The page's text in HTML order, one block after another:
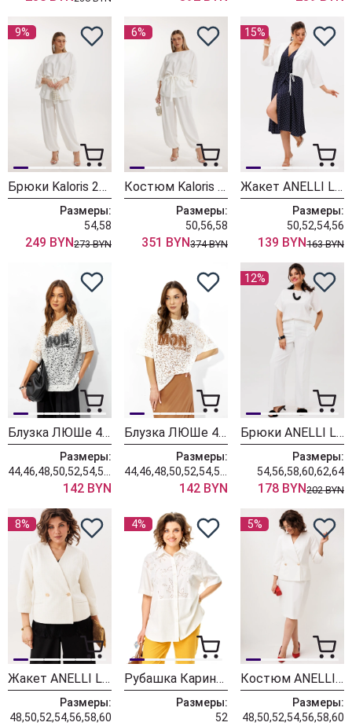
9%
Брюки Kaloris 2308-1
Размеры:
54,58
249 BYN273 BYN
6%
Костюм Kaloris 2304-1
Размеры:
50,56,58
351 BYN374 BYN
15%
Жакет ANELLI LAUREL 1708-2 пудинг
Размеры:
50,52,54,56
139 BYN163 BYN
Блузка ЛЮШе 4351 молоко
Размеры:
142 BYN
Блузка ЛЮШе 4351 коричневый
Размеры:
142 BYN
12%
Брюки ANELLI LAUREL 1540-1 молочный пунш
Размеры:
54,56,58,60,62,64
178 BYN202 BYN
8%
Жакет ANELLI LAUREL 1842-1 шанель
Размеры:
48,50,52,54,56,58,60
4%
Рубашка Карина Делюкс 1446Р молочный
Размеры:
52
5%
Костюм ANELLI LAUREL 1844 лебедь
Размеры:
48,50,52,54,56,58,60